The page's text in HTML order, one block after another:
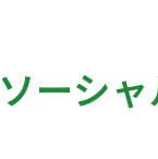
ソーシ